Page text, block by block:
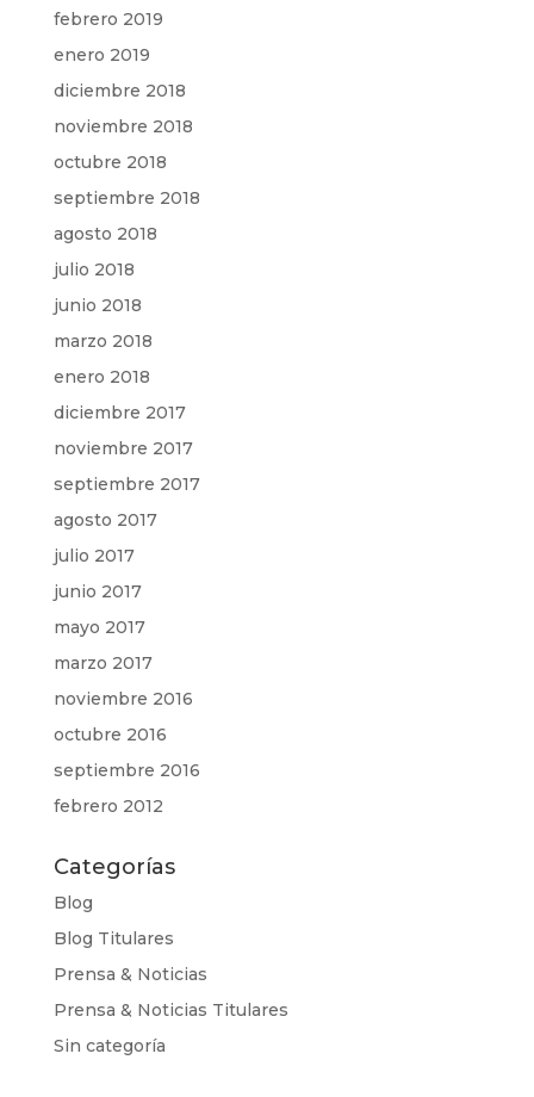
febrero 2019
enero 2019
diciembre 2018
noviembre 2018
octubre 2018
septiembre 2018
agosto 2018
julio 2018
junio 2018
marzo 2018
enero 2018
diciembre 2017
noviembre 2017
septiembre 2017
agosto 2017
julio 2017
junio 2017
mayo 2017
marzo 2017
noviembre 2016
octubre 2016
septiembre 2016
febrero 2012
Categorías
Blog
Blog Titulares
Prensa & Noticias
Prensa & Noticias Titulares
Sin categoría